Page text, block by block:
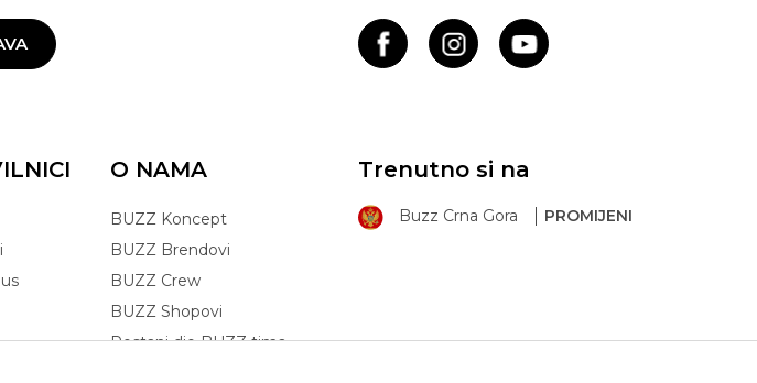
O NAMA
BUZZ Koncept
BUZZ Brendovi
BUZZ Crew
BUZZ Shopovi
Postani dio BUZZ tima
Trenutno si na
Buzz Crna Gora PROMIJENI